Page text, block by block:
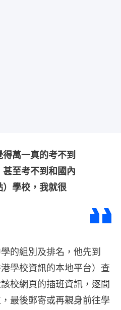
萬一真的考不到
至考不到和國內
）學校，我就很
的組別及排名，他先到
學校資訊的本地平台）查
校網頁的插班資訊，逐間
最後郵寄或再親身前往學